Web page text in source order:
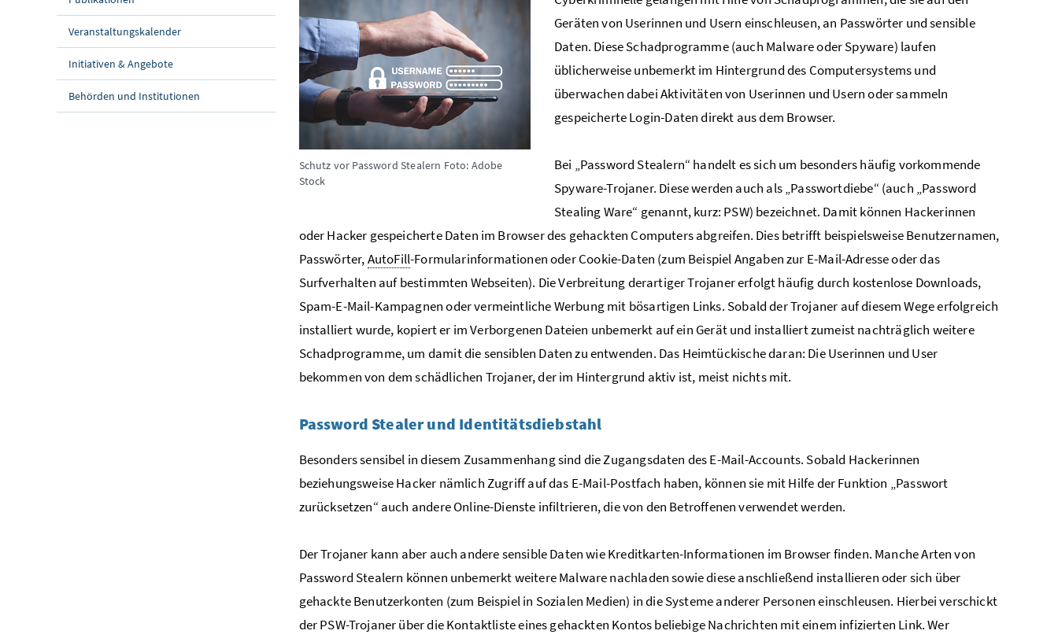
Veranstaltungskalender
Initiativen & Angebote
Behörden und Institutionen
Schutz vor Password Stealern Foto: Adobe
Stock
Geräten von Userinnen und Usern einschleusen, an Passwörter und sensible
Daten. Diese Schadprogramme (auch Malware oder Spyware) laufen
üblicherweise unbemerkt im Hintergrund des Computersystems und
überwachen dabei Aktivitäten von Userinnen und Usern oder sammeln
gespeicherte Login-Daten direkt aus dem Browser.
Bei „Password Stealern“ handelt es sich um besonders häufig vorkommende
Spyware-Trojaner. Diese werden auch als„Passwortdiebe“ (auch „Password
Stealing Ware“ genannt, kurz: PSW) bezeichnet. Damit können Hackerinnen
oder Hacker gespeicherte Daten im Browser des gehackten Computers abgreifen. Dies betrifft beispielsweise Benutzernamen,
Passwörter,AutoFill-Formularinformationen oder Cookie-Daten (zum Beispiel Angaben zur E-Mail-Adresse oder das
Surfverhalten auf bestimmten Webseiten). Die Verbreitung derartiger Trojaner erfolgt häufig durch kostenlose Downloads,
Spam-E-Mail-Kampagnen oder vermeintliche Werbung mit bösartigen Links. Sobald der Trojaner auf diesem Wege erfolgreich
installiert wurde, kopiert er im Verborgenen Dateien unbemerkt auf ein Gerät und installiert zumeist nachträglich weitere
Schadprogramme, um damit die sensiblen Daten zu entwenden. Das Heimtückische daran: Die Userinnen und User
bekommen von dem schädlichen Trojaner, der im Hintergrund aktiv ist, meist nichts mit.
Password Stealer und Identitätsdiebstahl
Besonders sensibel in diesem Zusammenhang sind die Zugangsdaten des E-Mail-Accounts. Sobald Hackerinnen
beziehungsweise Hacker nämlich Zugriff auf das E-Mail-Postfach haben, können sie mit Hilfe der Funktion „Passwort
zurücksetzen“ auch andere Online-Dienste infiltrieren, die von den Betroffenen verwendet werden.
Der Trojaner kann aber auch andere sensible Daten wie Kreditkarten-Informationen im Browser finden. Manche Arten von
Password Stealern können unbemerkt weitere Malware nachladen sowie diese anschließend installieren oder sich über
gehackte Benutzerkonten (zum Beispiel in Sozialen Medien) in die Systeme anderer Personen einschleusen. Hierbei verschickt
der PSW-Trojaner über die Kontaktliste eines gehackten Kontos beliebige Nachrichten mit einem infizierten Link. Wer